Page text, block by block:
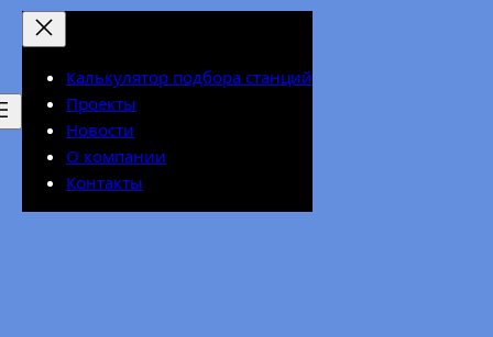
Калькулятор подбора станций
Проекты
Новости
О компании
Контакты